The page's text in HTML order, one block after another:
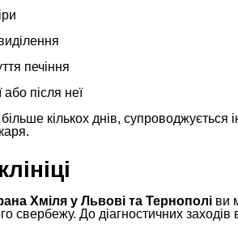
печіння
або після неї
більше кількох днів,
Хміля у Львові та Тернополі ви
свербежу. До діагностичних заходів